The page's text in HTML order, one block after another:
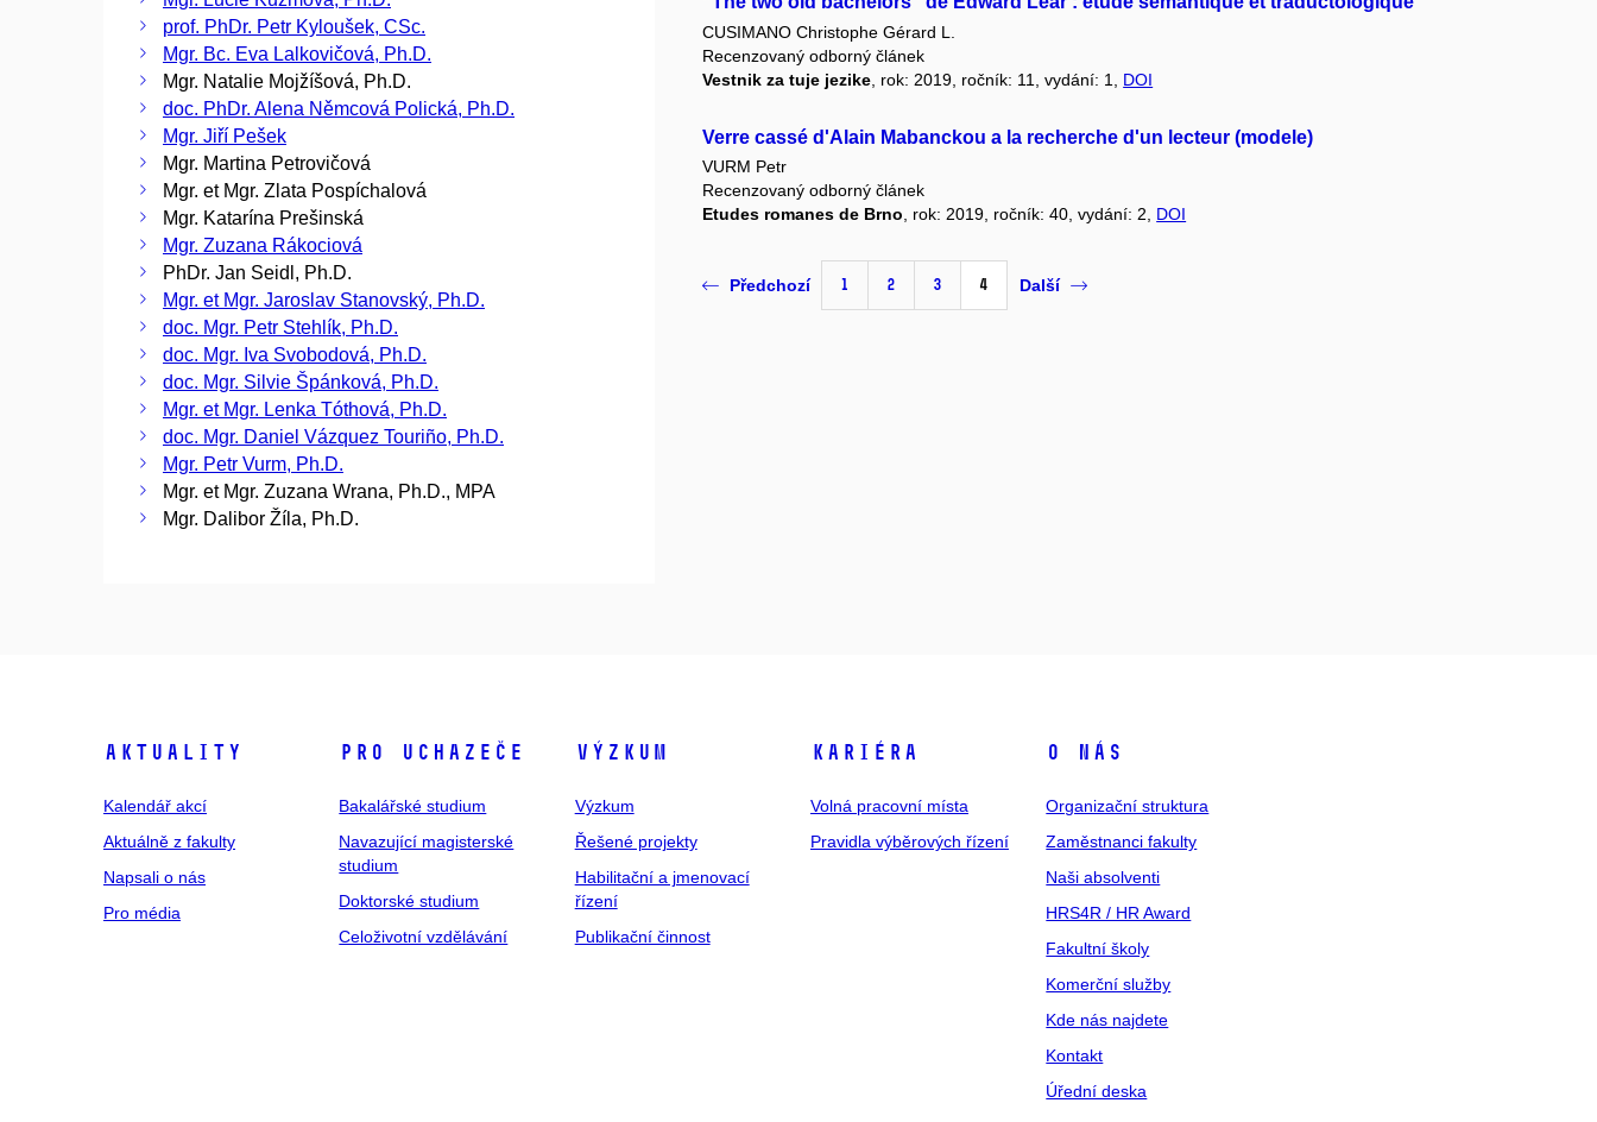
prof. PhDr. Petr Kyloušek, CSc.
Mgr. Bc. Eva Lalkovičová, Ph.D.
Mgr. Natalie Mojžíšová, Ph.D.
doc. PhDr. Alena Němcová Polická, Ph.D.
Mgr. Jiří Pešek
Mgr. Martina Petrovičová
Mgr. et Mgr. Zlata Pospíchalová
Mgr. Katarína Prešinská
Mgr. Zuzana Rákociová
PhDr. Jan Seidl, Ph.D.
Mgr. et Mgr. Jaroslav Stanovský, Ph.D.
doc. Mgr. Petr Stehlík, Ph.D.
doc. Mgr. Iva Svobodová, Ph.D.
doc. Mgr. Silvie Špánková, Ph.D.
Mgr. et Mgr. Lenka Tóthová, Ph.D.
doc. Mgr. Daniel Vázquez Touriño, Ph.D.
Mgr. Petr Vurm, Ph.D.
Mgr. et Mgr. Zuzana Wrana, Ph.D., MPA
Mgr. Dalibor Žíla, Ph.D.
CUSIMANO Christophe Gérard L.
Recenzovaný odborný článek
Vestnik za tuje jezike , rok: 2019, ročník: 11, vydání: 1, DOI
Verre cassé d'Alain Mabanckou a la recherche d'un lecteur (modele)
VURM Petr
Recenzovaný odborný článek
Etudes romanes de Brno , rok: 2019, ročník: 40, vydání: 2, DOI
Předchozí 1 2 3 4 Další
Aktuality
Kalendář akcí
Aktuálně z fakulty
Napsali o nás
Pro média
Pro uchazeče
Bakalářské studium
Navazující magisterské
studium
Doktorské studium
Celoživotní vzdělávání
Výzkum
Výzkum
Řešené projekty
Habilitační a jmenovací
řízení
Publikační činnost
Kariéra
Volná pracovní místa
Pravidla výběrových řízení
O nás
Organizační struktura
Zaměstnanci fakulty
Naši absolventi
HRS4R / HR Award
Fakultní školy
Komerční služby
Kde nás najdete
Kontakt
Úřední deska